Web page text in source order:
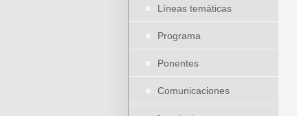
Líneas temáticas
Programa
Ponentes
Comunicaciones